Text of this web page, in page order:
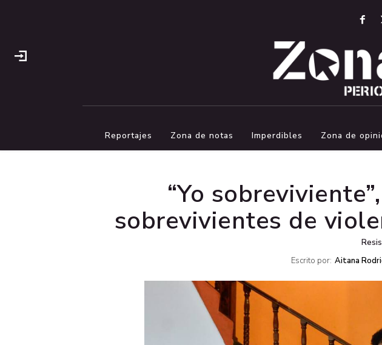
Reportajes Zona de notas Imperdibles Zona de
“Yo
sobrevivientes de
Escrito por: Aitana